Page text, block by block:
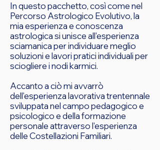
In questo pacchetto, così come nel
Percorso Astrologico Evolutivo, la
mia esperienza e conoscenza
astrologica si unisce all'esperienza
sciamanica per individuare meglio
soluzioni e lavori pratici individuali per
sciogliere i nodi karmici.
Accanto a ciò mi avvarrò
dell'esperienza lavorativa trentennale
sviluppata nel campo pedagogico e
psicologico e della formazione
personale attraverso l'esperienza
delle Costellazioni Familiari.